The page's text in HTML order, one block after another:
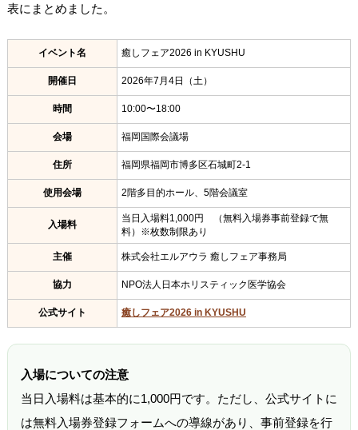
表にまとめました。
イベント名 癒しフェア2026 in KYUSHU
開催日 2026年7月4日（土）
時間 10:00〜18:00
会場 福岡国際会議場
住所 福岡県福岡市博多区石城町2-1
使用会場 2階多目的ホール、5階会議室
入場料
当日入場料1,000円 （無料入場券事前登録で無
料）※枚数制限あり
主催 株式会社エルアウラ 癒しフェア事務局
協力 NPO法人日本ホリスティック医学協会
公式サイト 癒しフェア2026 in KYUSHU
入場についての注意
当日入場料は基本的に1,000円です。ただし、公式サイトに
は無料入場券登録フォームへの導線があり、事前登録を行